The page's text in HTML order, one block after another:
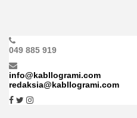
049 885 919
info@kabllogrami.com
redaksia@kabllogrami.com